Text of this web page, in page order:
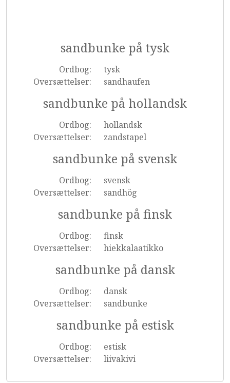
sandbunke på tysk
Ordbog:
tysk
Oversættelser:
sandhaufen
sandbunke på hollandsk
Ordbog:
hollandsk
Oversættelser:
zandstapel
sandbunke på svensk
Ordbog:
svensk
Oversættelser:
sandhög
sandbunke på finsk
Ordbog:
finsk
Oversættelser:
hiekkalaatikko
sandbunke på dansk
Ordbog:
dansk
Oversættelser:
sandbunke
sandbunke på estisk
Ordbog:
estisk
Oversættelser:
liivakivi